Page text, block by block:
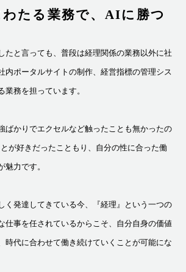
わたる業務で、AIに勝つ
たと言っても、普段は経理関係の業務以外に社
内ポータルサイトの制作、経営指標の管理シス
業務を担っています。
ばかりでエクセルなど触ったことも無かったの
が好きだったこともり、自分の性に合った働
魅力です。
く発達してきている今、『経理』という一つの
仕事を任されているからこそ、自分自身の価値
時代に合わせて働き続けていくことが可能にな